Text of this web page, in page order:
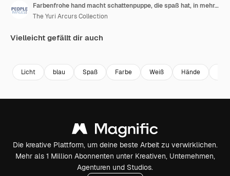
Farbenfrohe hand macht schattenpuppe, die spaß hat, in mehrfarbigem licht zu spielen, spielerisches spiel mit regenbogenfarben-silhouette-kunstkonzept
The Yuri Arcurs Collection
Vielleicht gefällt dir auch
Licht blau Spaß Farbe Weiß Hände
Die kreative Plattform, um deine beste Arbeit zu verwirklichen.
Mehr als 1 Million Abonnenten unter Kreativen, Unternehmen,
Agenturen und Studios.